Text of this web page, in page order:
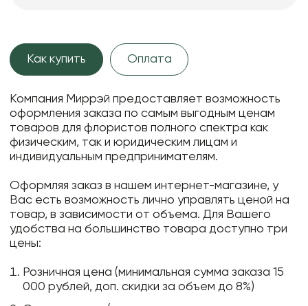
Как купить Оплата
Компания Миррэй предоставляет возможность
оформления заказа по самым выгодным ценам
товаров для флористов полного спектра как
физическим, так и юридическим лицам и
индивидуальным предпринимателям.
Оформляя заказ в нашем интернет-магазине, у
Вас есть возможность лично управлять ценой на
товар, в зависимости от объема. Для Вашего
удобства на большинство товара доступно три
цены:
Розничная цена (минимальная сумма заказа 15
000 рублей, доп. скидки за объем до 8%)